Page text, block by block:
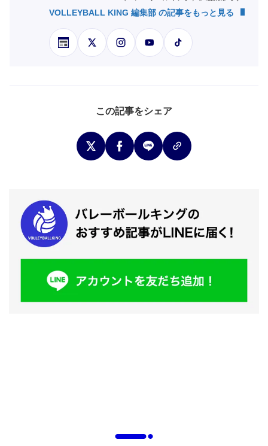
VOLLEYBALL KING 編集部 の記事をもっと見る
この記事をシェア